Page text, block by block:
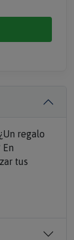
regalo
tus
nombre